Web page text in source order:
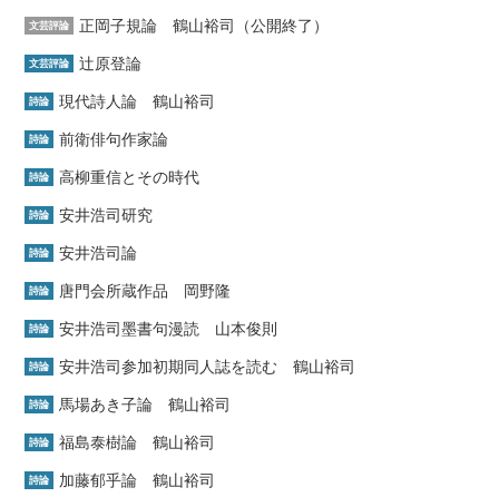
文芸評論 正岡子規論 鶴山裕司（公開終了）
文芸評論 辻原登論
詩論 現代詩人論 鶴山裕司
詩論 前衛俳句作家論
詩論 高柳重信とその時代
詩論 安井浩司研究
詩論 安井浩司論
詩論 唐門会所蔵作品 岡野隆
詩論 安井浩司墨書句漫読 山本俊則
詩論 安井浩司参加初期同人誌を読む 鶴山裕司
詩論 馬場あき子論 鶴山裕司
詩論 福島泰樹論 鶴山裕司
詩論 加藤郁乎論 鶴山裕司